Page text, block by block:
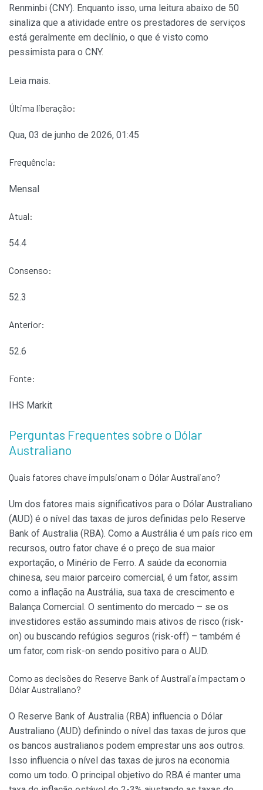
Renminbi (CNY). Enquanto isso, uma leitura abaixo de 50
sinaliza que a atividade entre os prestadores de serviços
está geralmente em declínio, o que é visto como
pessimista para o CNY.
Leia mais.
Última liberação:
Qua, 03 de junho de 2026, 01:45
Frequência:
Mensal
Atual:
54.4
Consenso:
52.3
Anterior:
52.6
Fonte:
IHS Markit
Perguntas Frequentes sobre o Dólar
Australiano
Quais fatores chave impulsionam o Dólar Australiano?
Um dos fatores mais significativos para o Dólar Australiano
(AUD) é o nível das taxas de juros definidas pelo Reserve
Bank of Australia (RBA). Como a Austrália é um país rico em
recursos, outro fator chave é o preço de sua maior
exportação, o Minério de Ferro. A saúde da economia
chinesa, seu maior parceiro comercial, é um fator, assim
como a inflação na Austrália, sua taxa de crescimento e
Balança Comercial. O sentimento do mercado – se os
investidores estão assumindo mais ativos de risco (risk-
on) ou buscando refúgios seguros (risk-off) – também é
um fator, com risk-on sendo positivo para o AUD.
Como as decisões do Reserve Bank of Australia impactam o
Dólar Australiano?
O Reserve Bank of Australia (RBA) influencia o Dólar
Australiano (AUD) definindo o nível das taxas de juros que
os bancos australianos podem emprestar uns aos outros.
Isso influencia o nível das taxas de juros na economia
como um todo. O principal objetivo do RBA é manter uma